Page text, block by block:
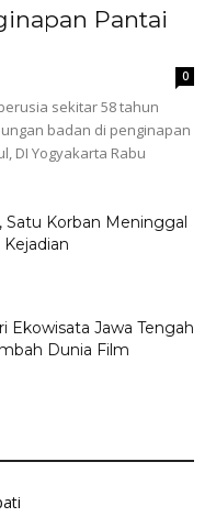
Pantai
0
sekitar 58 tahun
badan di penginapan
DI Yogyakarta Rabu
Satu Korban Meninggal
Ekowisata Jawa Tengah
Dunia Film